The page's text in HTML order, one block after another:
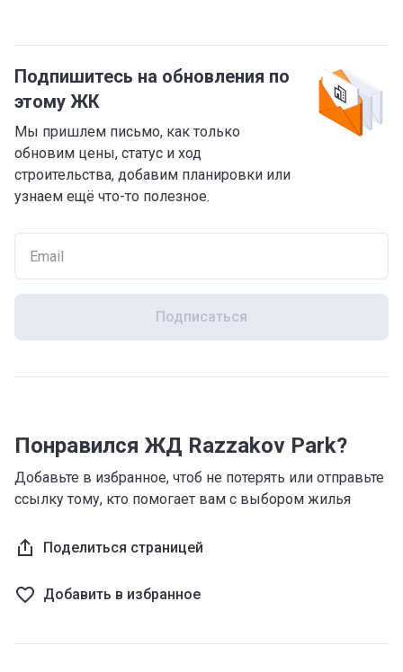
Подпишитесь на обновления по
этому ЖК
Мы пришлем письмо, как только
обновим цены, статус и ход
строительства, добавим планировки или
узнаем ещё что-то полезное.
Подписаться
Понравился ЖД Razzakov Park?
Добавьте в избранное, чтоб не потерять или отправьте
ссылку тому, кто помогает вам с выбором жилья
Поделиться страницей
Добавить в избранное